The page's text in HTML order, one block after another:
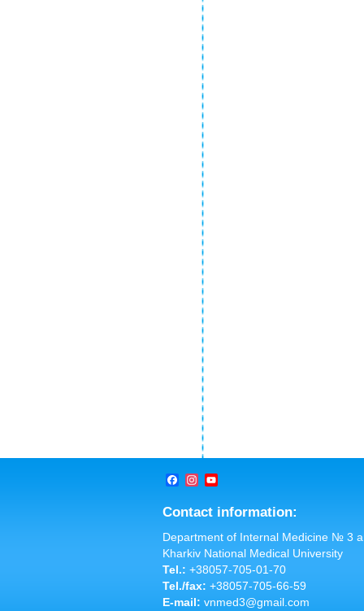
Facebook
Instagram
YouTube
Contact information:
Department of Internal Medicine № 3
Kharkiv National Medical University
Tel.: +38057-705-01-70
Tel./fax: +38057-705-66-59
E-mail: vnmed3@gmail.com